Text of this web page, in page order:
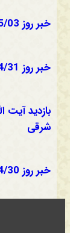
خبر روز 1405/05/03
خبر روز 1405/04/31
بازدید آیت
شرقی
خبر روز 1405/04/30